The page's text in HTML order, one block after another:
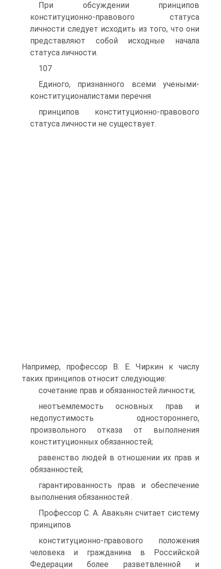
При обсуждении принципов
конституционно-правового статуса
личности следует исходить из того, что они
представляют собой исходные начала
статуса личности.
107
Единого, признанного всеми учеными-
конституционалистами перечня
принципов конституционно-правового
статуса личности не существует.
Например, профессор В. Е. Чиркин к числу
таких принципов относит следующие:
сочетание прав и обязанностей личности;
неотъемлемость основных прав и
недопустимость одностороннего,
произвольного отказа от выполнения
конституционных обязанностей;
равенство людей в отношении их прав и
обязанностей;
гарантированность прав и обеспечение
выполнения обязанностей .
Профессор С. А. Авакьян считает систему
принципов
конституционно-правового положения
человека и гражданина в Российской
Федерации более разветвленной и